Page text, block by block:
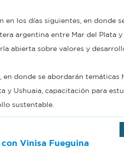
en los días siguientes, en donde
argentina entre Mar del Plata y
abierta sobre valores y
donde se abordarán temáticas
y Ushuaia, capacitación para
sustentable.
Vinisa Fueguina